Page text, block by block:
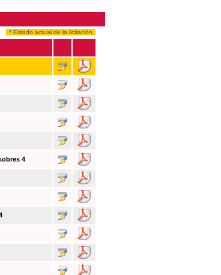
* Estado actual de la licitación
4